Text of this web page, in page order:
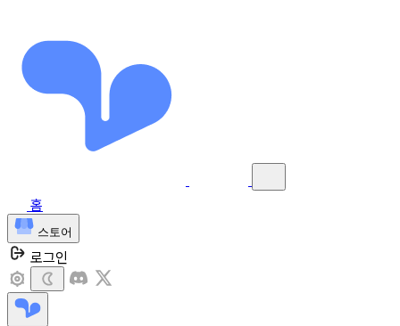
홈
스토어
로그인